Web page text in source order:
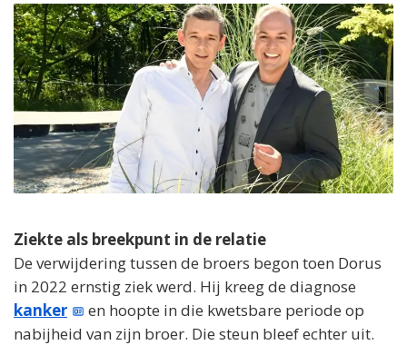
Ziekte als breekpunt in de relatie
De verwijdering tussen de broers begon toen Dorus
in 2022 ernstig ziek werd. Hij kreeg de diagnose
kanker
en hoopte in die kwetsbare periode op
nabijheid van zijn broer. Die steun bleef echter uit.